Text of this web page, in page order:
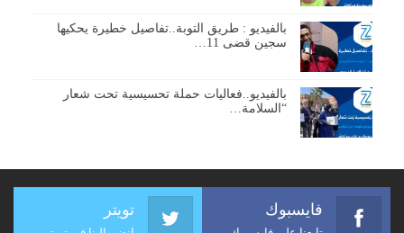
بالفيديو : طريق التوبة..تفاصيل خطيرة يحكيها
سجين قضى 11…
بالفيديو..فعاليات حملة تحسيسية تحت شعار
“السلامة…
فايسبوك تويتر